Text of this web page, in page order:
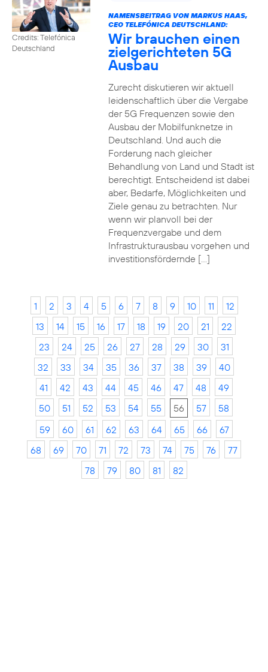
Credits: Telefónica
Deutschland
NAMENSBEITRAG VON MARKUS HAAS,
CEO TELEFÓNICA DEUTSCHLAND:
Wir brauchen einen
zielgerichteten 5G
Ausbau
Zurecht diskutieren wir aktuell
leidenschaftlich über die Vergabe
der 5G Frequenzen sowie den
Ausbau der Mobilfunknetze in
Deutschland. Und auch die
Forderung nach gleicher
Behandlung von Land und Stadt ist
berechtigt. Entscheidend ist dabei
aber, Bedarfe, Möglichkeiten und
Ziele genau zu betrachten. Nur
wenn wir planvoll bei der
Frequenzvergabe und dem
Infrastrukturausbau vorgehen und
investitionsfördernde […]
1 2 3 4 5 6 7 8 9 10 11
12
13
14 15 16 17 18 19 20 21
22
23
24 25 26 27 28 29 30
31
32
33 34 35 36 37 38 39
40
41
42 43 44 45 46 47 48
49
50
51 52 53 54 55 56 57
58
59
60 61 62 63 64 65 66
67
68
69 70 71 72 73 74 75 76
77
78
79 80 81 82